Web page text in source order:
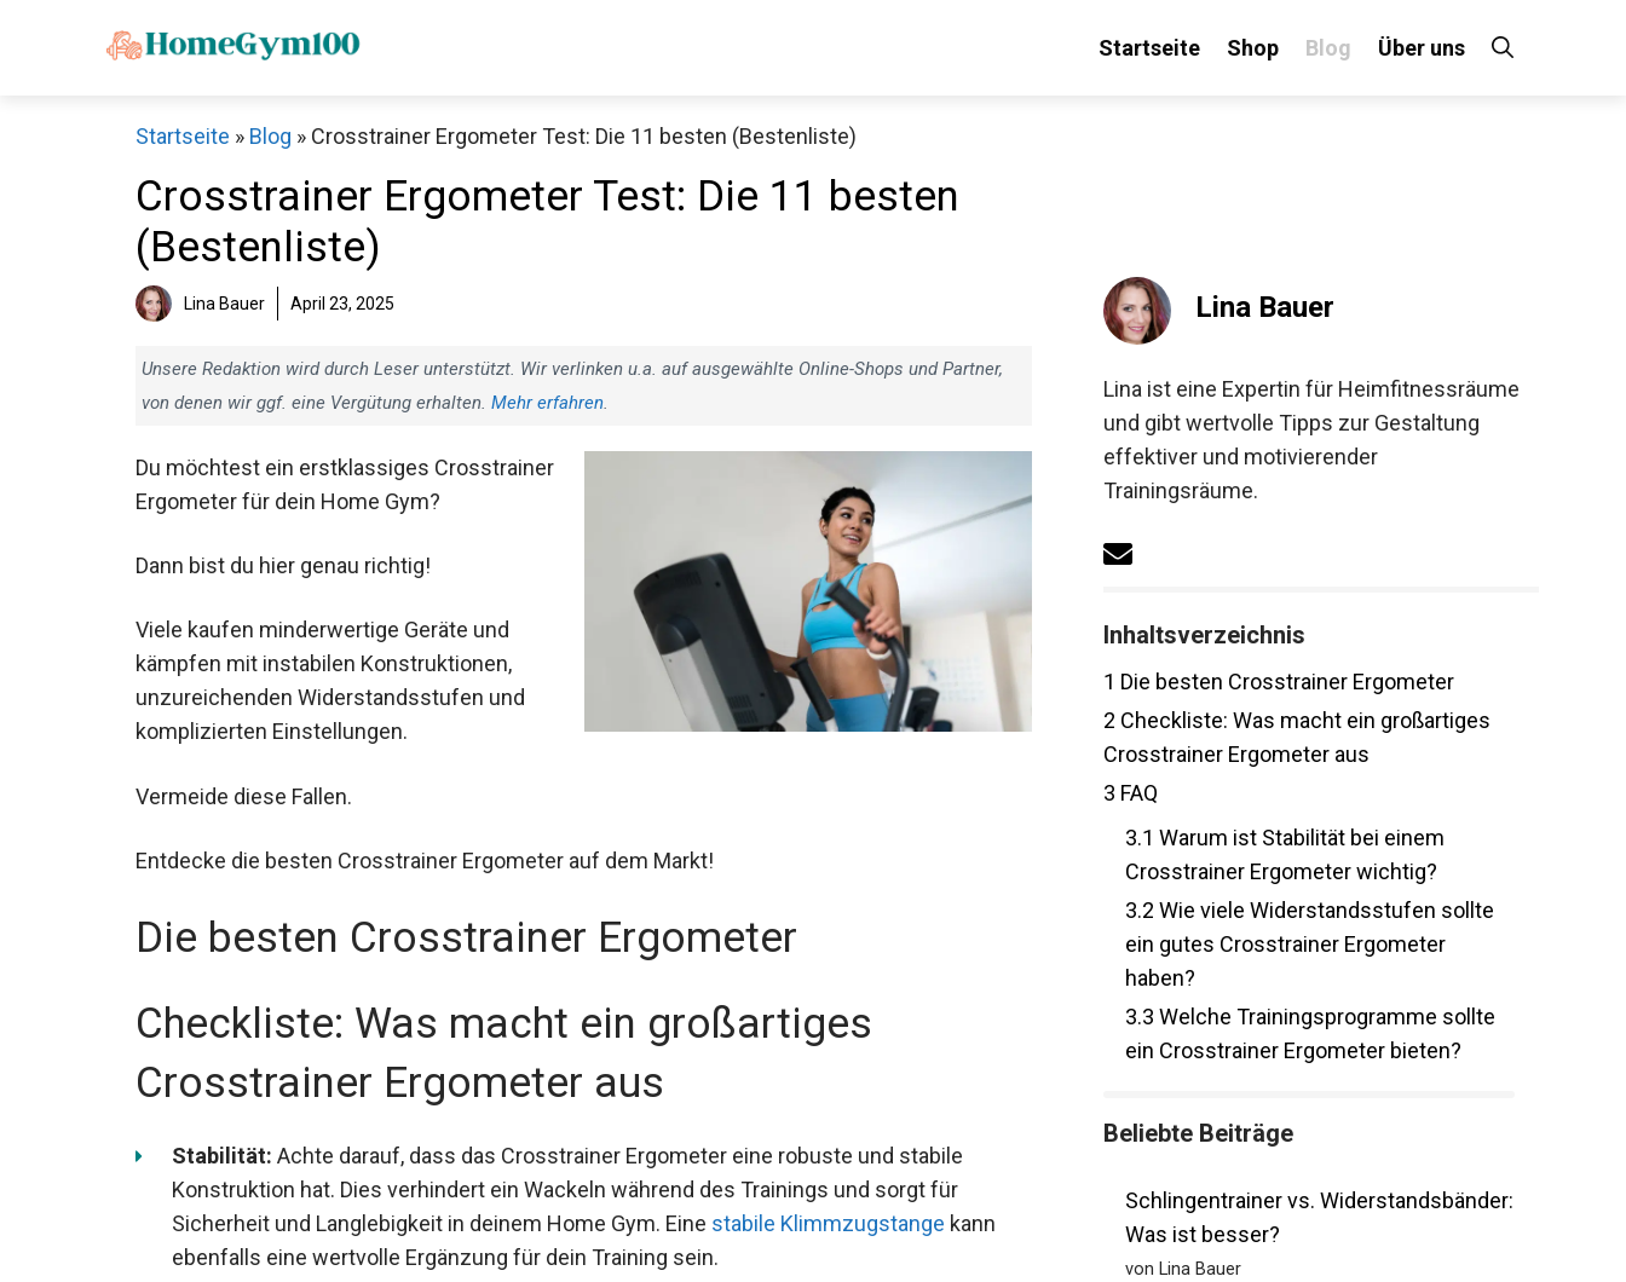
Startseite Shop Blog Über uns
Startseite » Blog » Crosstrainer Ergometer Test: Die 11 besten (Bestenliste)
Crosstrainer Ergometer Test: Die 11 besten
(Bestenliste)
Lina Bauer April 23, 2025
Unsere Redaktion wird durch Leser unterstützt. Wir verlinken u.a. auf ausgewählte Online-Shops und Partner,
von denen wir ggf. eine Vergütung erhalten. Mehr erfahren.
Du möchtest ein erstklassiges Crosstrainer
Ergometer für dein Home Gym?
Dann bist du hier genau richtig!
Viele kaufen minderwertige Geräte und
kämpfen mit instabilen Konstruktionen,
unzureichenden Widerstandsstufen und
komplizierten Einstellungen.
Vermeide diese Fallen.
Entdecke die besten Crosstrainer Ergometer auf dem Markt!
Die besten Crosstrainer Ergometer
Checkliste: Was macht ein großartiges
Crosstrainer Ergometer aus
Stabilität: Achte darauf, dass das Crosstrainer Ergometer eine robuste und stabile
Konstruktion hat. Dies verhindert ein Wackeln während des Trainings und sorgt für
Sicherheit und Langlebigkeit in deinem Home Gym. Eine stabile Klimmzugstange kann
ebenfalls eine wertvolle Ergänzung für dein Training sein.
Lina Bauer
Lina ist eine Expertin für Heimfitnessräume
und gibt wertvolle Tipps zur Gestaltung
effektiver und motivierender
Trainingsräume.
Inhaltsverzeichnis
1 Die besten Crosstrainer Ergometer
2 Checkliste: Was macht ein großartiges
Crosstrainer Ergometer aus
3 FAQ
3.1 Warum ist Stabilität bei einem
Crosstrainer Ergometer wichtig?
3.2 Wie viele Widerstandsstufen sollte
ein gutes Crosstrainer Ergometer
haben?
3.3 Welche Trainingsprogramme sollte
ein Crosstrainer Ergometer bieten?
Beliebte Beiträge
Schlingentrainer vs. Widerstandsbänder:
Was ist besser?
von Lina Bauer